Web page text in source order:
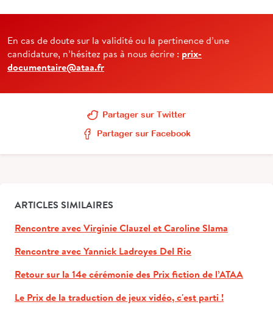
En cas de doute sur la validité ou la pertinence d’une
candidature, n’hésitez pas à nous écrire : prix-
documentaire@ataa.fr
Partager sur Twitter
Partager sur Facebook
ARTICLES SIMILAIRES
Rencontre avec Virginie Clauzel et Caroline Slama
Rencontre avec Yannick Ladroyes Del Rio
Retour sur la 14e cérémonie des Prix fiction de l’ATAA
Le Prix de la traduction de jeux vidéo, c'est parti !